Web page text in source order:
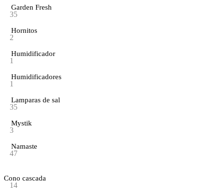
Garden Fresh
35
Hornitos
2
Humidificador
1
Humidificadores
1
Lamparas de sal
35
Mystik
3
Namaste
47
Cono cascada
14